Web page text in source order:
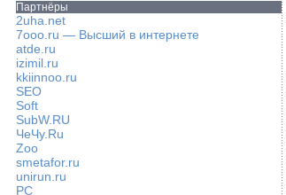
Партнёры
2uha.net
7ooo.ru — Высший в интернете
atde.ru
izimil.ru
kkiinnoo.ru
SEO
Soft
SubW.RU
ЧеЧу.Ru
Zoo
smetafor.ru
unirun.ru
PC